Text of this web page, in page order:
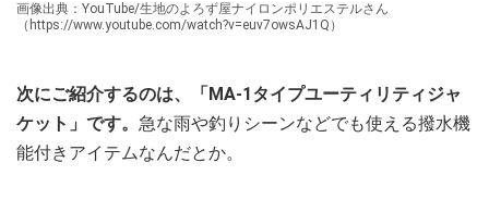
画像出典：YouTube/生地のよろず屋ナイロンポリエステルさん
（https://www.youtube.com/watch?v=euv7owsAJ1Q）
次にご紹介するのは、「MA-1タイプユーティリティジャ
ケット」です。 急な雨や釣りシーンなどでも使える撥水機
能付きアイテムなんだとか。